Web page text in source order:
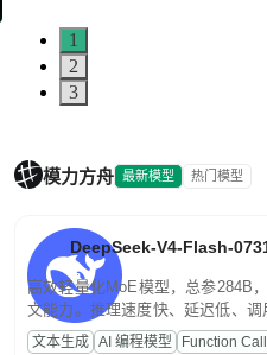
1
2
3
模力方舟 最新模型 热门模型
DeepSeek-V4-Flash-
高效轻量化MoE模型，总参284B
文能力。推理速度快、延迟低、
高并发、轻量化任务，适合日常对
文本生成 AI 编程模型 Function